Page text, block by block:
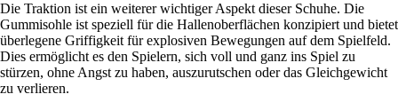
Die Traktion ist ein weiterer wichtiger Aspekt dieser Schuhe. Die
Gummisohle ist speziell für die Hallenoberflächen konzipiert und bietet
überlegene Griffigkeit für explosiven Bewegungen auf dem Spielfeld.
Dies ermöglicht es den Spielern, sich voll und ganz ins Spiel zu
stürzen, ohne Angst zu haben, auszurutschen oder das Gleichgewicht
zu verlieren.